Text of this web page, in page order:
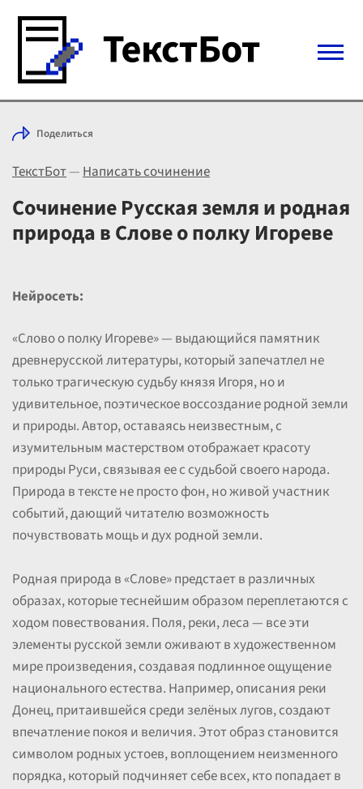
Войти с Telegram
Выбрать режим
Цены
Поделиться
ТекстБот—Написать сочинение
Сочинение Русская земля и родная
природа в Слове о полку Игореве
Нейросеть:
«Слово о полку Игореве» — выдающийся памятник
древнерусской литературы, который запечатлел не
только трагическую судьбу князя Игоря, но и
удивительное, поэтическое воссоздание родной земли
и природы. Автор, оставаясь неизвестным, с
изумительным мастерством отображает красоту
природы Руси, связывая ее с судьбой своего народа.
Природа в тексте не просто фон, но живой участник
событий, дающий читателю возможность
почувствовать мощь и дух родной земли.
Родная природа в «Слове» предстает в различных
образах, которые теснейшим образом переплетаются с
ходом повествования. Поля, реки, леса — все эти
элементы русской земли оживают в художественном
мире произведения, создавая подлинное ощущение
национального естества. Например, описания реки
Донец, притаившейся среди зелёных лугов, создают
впечатление покоя и величия. Этот образ становится
символом родных устоев, воплощением неизменного
порядка, который подчиняет себе всех, кто попадает в